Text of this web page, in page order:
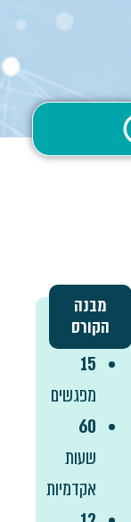
מבנה
הקורס
15
מפגשים
60
שעות
אקדמיות